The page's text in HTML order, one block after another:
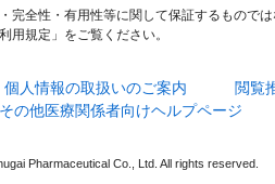
全性・有用性等に関して保証するもので
用規定」をご覧ください。
個人情報の取扱いのご案内 閲覧
の他医療関係者向けヘルプページ
Pharmaceutical Co., Ltd. All rights reserved.